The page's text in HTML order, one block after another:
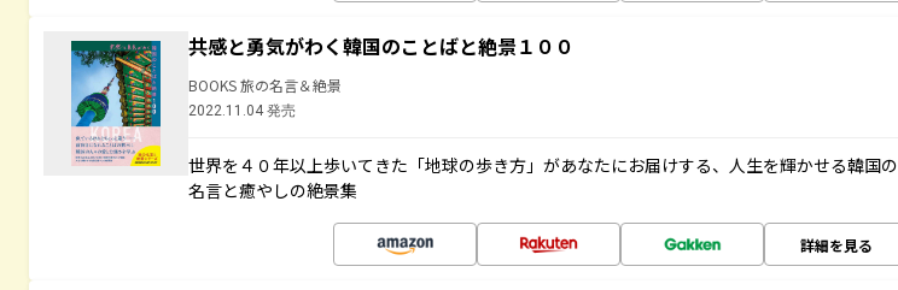
共感と勇気がわく韓国のことばと絶景１００
BOOKS 旅の名言＆絶景
2022.11.04 発売
世界を４０年以上歩いてきた「地球の歩き方」があなたにお届けする、人生を輝かせる韓国の
名言と癒やしの絶景集
詳細を見る